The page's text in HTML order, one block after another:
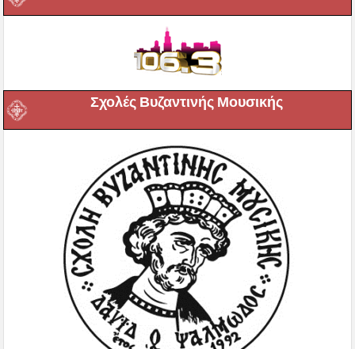
Σχολές Βυζαντινής Μουσικής